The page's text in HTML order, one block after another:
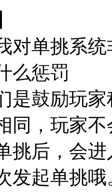
对单挑系
么惩罚
是鼓励玩
同，玩家
挑后，会
发起单挑哦